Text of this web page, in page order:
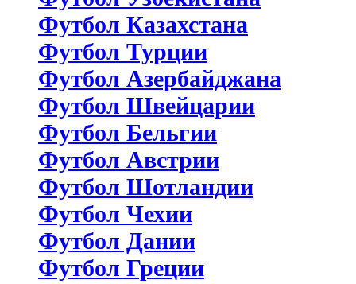
Футбол Казахстана
Футбол Турции
Футбол Азербайджана
Футбол Швейцарии
Футбол Бельгии
Футбол Австрии
Футбол Шотландии
Футбол Чехии
Футбол Дании
Футбол Греции